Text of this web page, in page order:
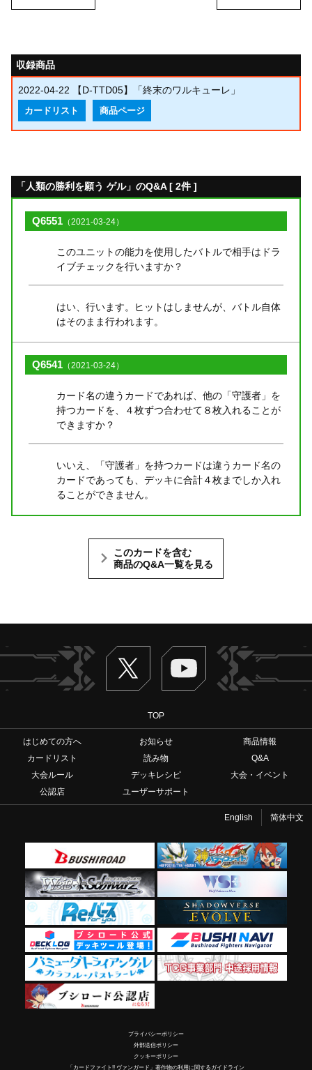
収録商品
2022-04-22 【D-TTD05】「終末のワルキューレ」
カードリスト 商品ページ
「人類の勝利を願う ゲル」のQ&A [ 2件 ]
Q6551 （2021-03-24）
このユニットの能力を使用したバトルで相手はドラ
イブチェックを行いますか？
はい、行います。ヒットはしませんが、バトル自体
はそのまま行われます。
Q6541 （2021-03-24）
カード名の違うカードであれば、他の「守護者」を
持つカードを、４枚ずつ合わせて８枚入れることが
できますか？
いいえ、「守護者」を持つカードは違うカード名の
カードであっても、デッキに合計４枚までしか入れ
ることができません。
このカードを含む
商品のQ&A一覧を見る
Twitter ヴァンガードch
TOP
はじめての方へ お知らせ
商品情報
カードリスト
読み物
Q&A
大会ルール
デッキレシピ
大会・イベント
公認店
ユーザーサポート
English 简体中文
プライバシーポリシー
外部送信ポリシー
クッキーポリシー
「カードファイト!! ヴァンガード」著作物の利用に関するガイドライン